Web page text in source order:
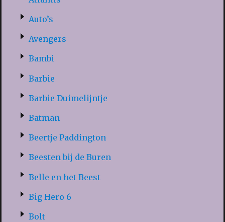
Auto’s
Avengers
Bambi
Barbie
Barbie Duimelijntje
Batman
Beertje Paddington
Beesten bij de Buren
Belle en het Beest
Big Hero 6
Bolt